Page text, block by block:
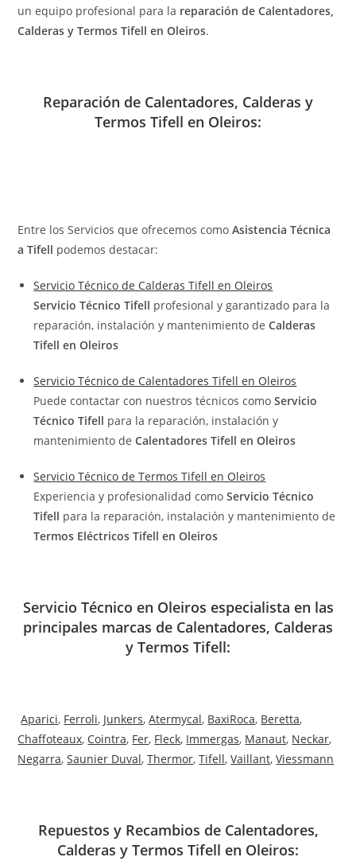
un equipo profesional para la reparación de Calentadores,
Calderas y Termos Tifell en Oleiros.
Reparación de Calentadores, Calderas y
Termos Tifell en Oleiros:
Entre los Servicios que ofrecemos comoAsistencia Técnica
a Tifell podemos destacar:
Servicio Técnico de Calderas Tifell en Oleiros
Servicio Técnico Tifell profesional y garantizado para la
reparación, instalación y mantenimiento deCalderas
Tifell en Oleiros
Servicio Técnico de Calentadores Tifell en Oleiros
Puede contactar con nuestros técnicos comoServicio
Técnico Tifell para la reparación, instalación y
mantenimiento deCalentadores Tifell en Oleiros
Servicio Técnico de Termos Tifell en Oleiros
Experiencia y profesionalidad comoServicio Técnico
Tifell para la reparación, instalación y mantenimiento de
Termos Eléctricos Tifell en Oleiros
Servicio Técnico en Oleiros especialista en las
principales marcas de Calentadores, Calderas
y Termos Tifell:
Aparici, Ferroli, Junkers,Atermycal, BaxiRoca, Beretta,
Chaffoteaux, Cointra, Fer, Fleck, Immergas, Manaut, Neckar,
Negarra,Saunier Duval,Thermor,Tifell,Vaillant,Viessmann
Repuestos y Recambios de Calentadores,
Calderas y Termos Tifell en Oleiros: